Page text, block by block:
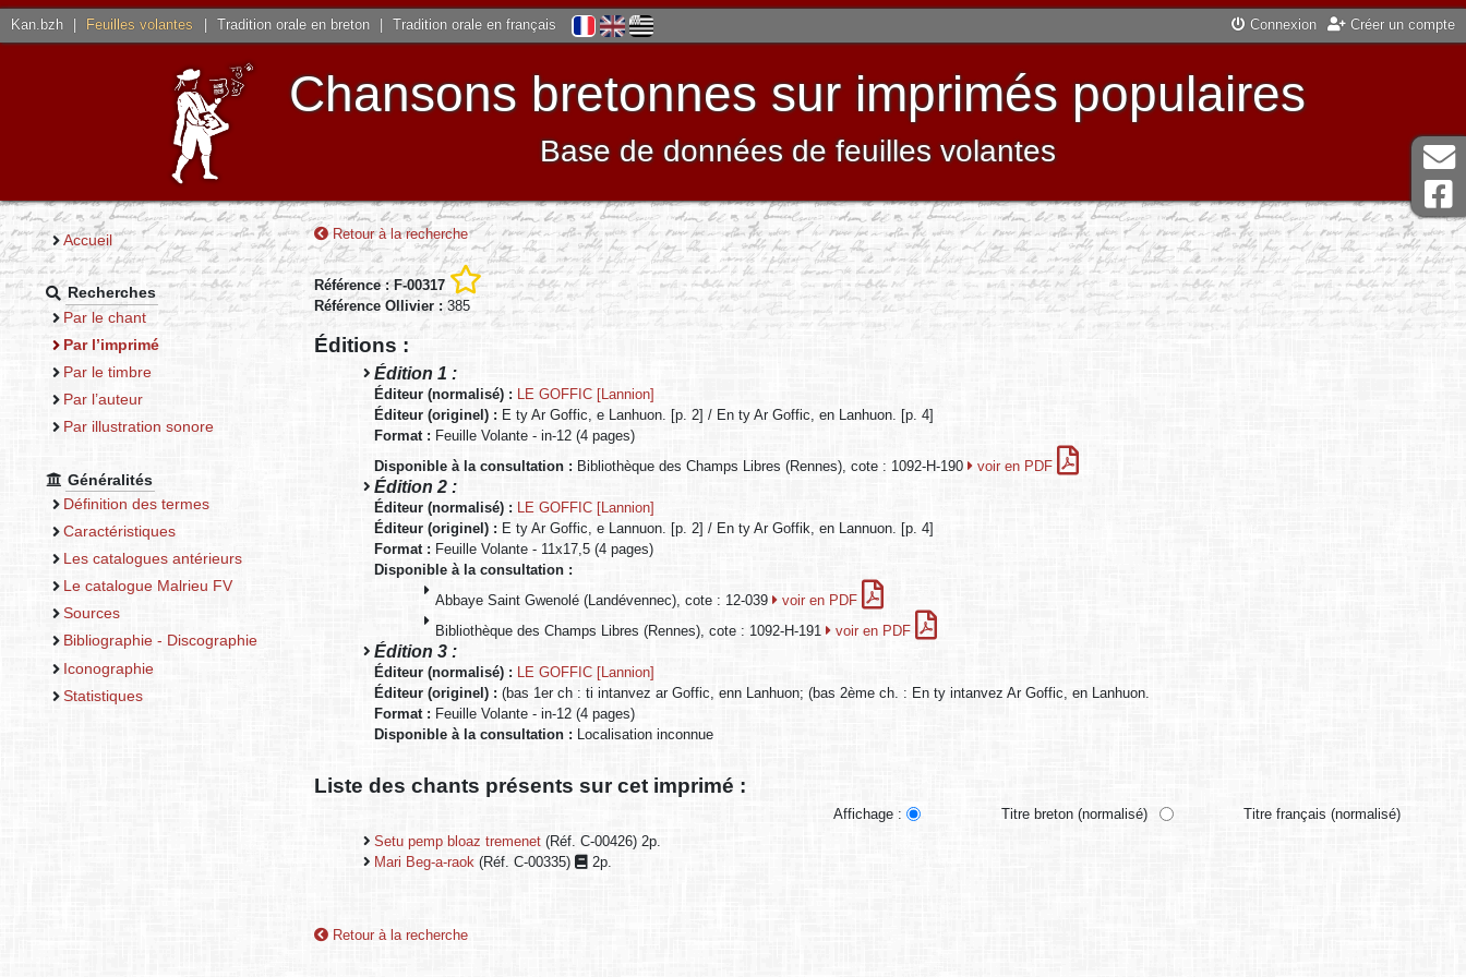
Kan.bzh Feuilles volantes Tradition orale en breton Tradition orale en français Connexion Créer un compte
Chansons bretonnes sur imprimés populaires
Base de données de feuilles volantes
Accueil
Recherches
Par le chant
Par l’imprimé
Par le timbre
Par l’auteur
Par illustration sonore
Généralités
Définition des termes
Caractéristiques
Les catalogues antérieurs
Le catalogue Malrieu FV
Sources
Bibliographie - Discographie
Iconographie
Statistiques
Retour à la recherche
Référence : F-00317
Référence Ollivier :385
Éditions :
Édition 1 :
Éditeur (normalisé) : LE GOFFIC [Lannion]
Éditeur (originel) : E ty Ar Goffic, e Lanhuon. [p. 2] / En ty Ar Goffic, en Lanhuon. [p. 4]
Format : Feuille Volante - in-12 (4 pages)
Disponible à la consultation : Bibliothèque des Champs Libres (Rennes), cote : 1092-H-190 voir en PDF
Édition 2 :
Éditeur (normalisé) : LE GOFFIC [Lannion]
Éditeur (originel) : E ty Ar Goffic, e Lannuon. [p. 2] / En ty Ar Goffik, en Lannuon. [p. 4]
Format : Feuille Volante - 11x17,5 (4 pages)
Disponible à la consultation :
Abbaye Saint Gwenolé (Landévennec), cote : 12-039 voir en PDF
Bibliothèque des Champs Libres (Rennes), cote : 1092-H-191 voir en PDF
Édition 3 :
Éditeur (normalisé) : LE GOFFIC [Lannion]
Éditeur (originel) :(bas 1er ch : ti intanvez ar Goffic, enn Lanhuon; (bas 2ème ch. : En ty intanvez Ar Goffic, en Lanhuon.
Format : Feuille Volante - in-12 (4 pages)
Disponible à la consultation : Localisation inconnue
Liste des chants présents sur cet imprimé :
Affichage : Titre breton (normalisé)
Titre français (normalisé)
Setu pemp bloaz tremenet (Réf. C-00426) 2p.
Mari Beg-a-raok (Réf. C-00335) 2p.
Retour à la recherche